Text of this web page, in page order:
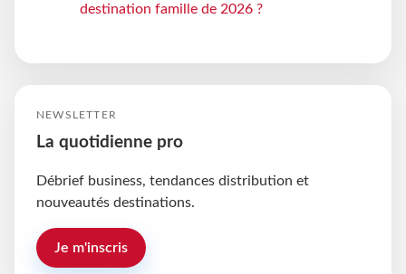
destination famille de 2026 ?
NEWSLETTER
La quotidienne pro
Débrief business, tendances distribution et
nouveautés destinations.
Je m'inscris